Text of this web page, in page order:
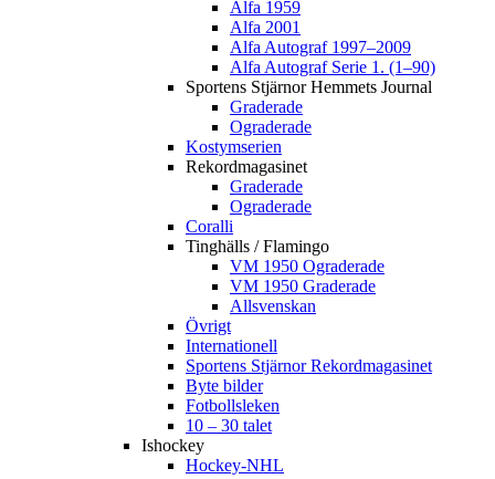
Alfa 1959
Alfa 2001
Alfa Autograf 1997–2009
Alfa Autograf Serie 1. (1–90)
Sportens Stjärnor Hemmets Journal
Graderade
Ograderade
Kostymserien
Rekordmagasinet
Graderade
Ograderade
Coralli
Tinghälls / Flamingo
VM 1950 Ograderade
VM 1950 Graderade
Allsvenskan
Övrigt
Internationell
Sportens Stjärnor Rekordmagasinet
Byte bilder
Fotbollsleken
10 – 30 talet
Ishockey
Hockey-NHL